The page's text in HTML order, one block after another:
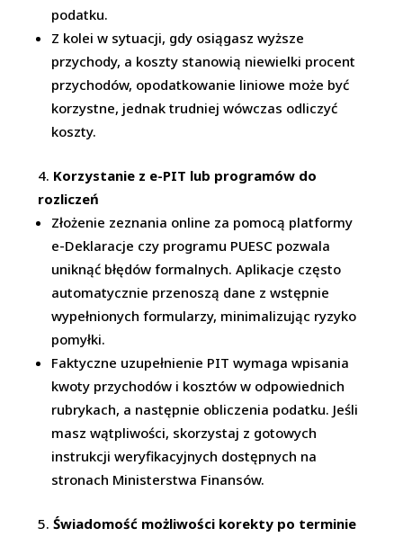
podatku.
Z kolei w sytuacji, gdy osiągasz wyższe
przychody, a koszty stanowią niewielki procent
przychodów, opodatkowanie liniowe może być
korzystne, jednak trudniej wówczas odliczyć
koszty.
Korzystanie z e-PIT lub programów do
rozliczeń
Złożenie zeznania online za pomocą platformy
e-Deklaracje czy programu PUESC pozwala
uniknąć błędów formalnych. Aplikacje często
automatycznie przenoszą dane z wstępnie
wypełnionych formularzy, minimalizując ryzyko
pomyłki.
Faktyczne uzupełnienie PIT wymaga wpisania
kwoty przychodów i kosztów w odpowiednich
rubrykach, a następnie obliczenia podatku. Jeśli
masz wątpliwości, skorzystaj z gotowych
instrukcji weryfikacyjnych dostępnych na
stronach Ministerstwa Finansów.
Świadomość możliwości korekty po terminie